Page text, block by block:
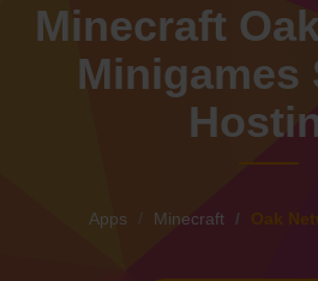
Minecraft
Minigames
Apps Minecraft Oak